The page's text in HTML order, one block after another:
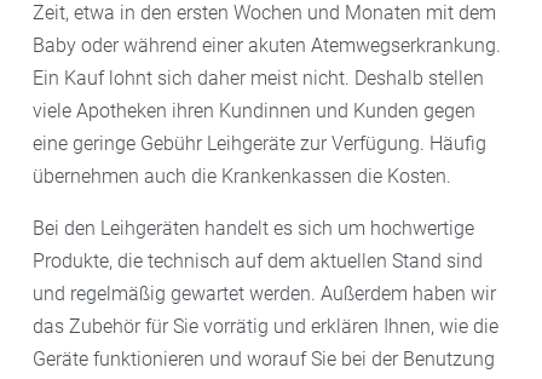
Zeit, etwa in den ersten Wochen und Monaten mit dem
Baby oder während einer akuten Atemwegserkrankung.
Ein Kauf lohnt sich daher meist nicht. Deshalb stellen
viele Apotheken ihren Kundinnen und Kunden gegen
eine geringe Gebühr Leihgeräte zur Verfügung. Häufig
übernehmen auch die Krankenkassen die Kosten.
Bei den Leihgeräten handelt es sich um hochwertige
Produkte, die technisch auf dem aktuellen Stand sind
und regelmäßig gewartet werden. Außerdem haben wir
das Zubehör für Sie vorrätig und erklären Ihnen, wie die
Geräte funktionieren und worauf Sie bei der Benutzung